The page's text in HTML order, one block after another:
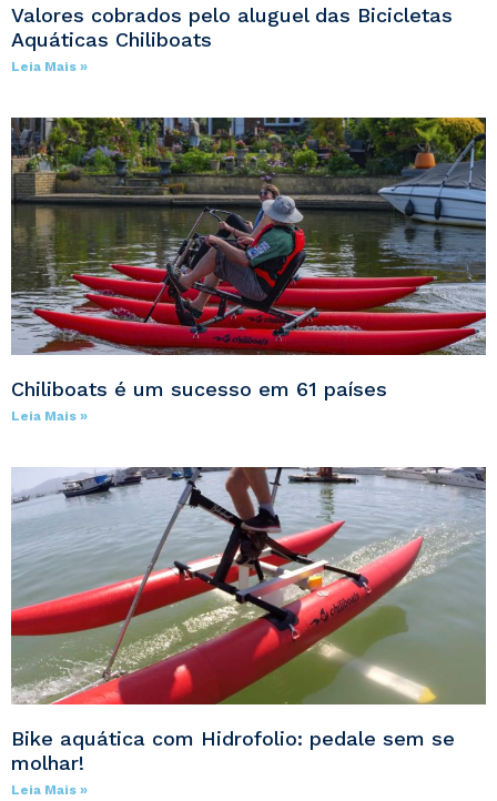
Valores cobrados pelo aluguel das Bicicletas
Aquáticas Chiliboats
Leia Mais »
Chiliboats é um sucesso em 61 países
Leia Mais »
Bike aquática com Hidrofolio: pedale sem se
molhar!
Leia Mais »